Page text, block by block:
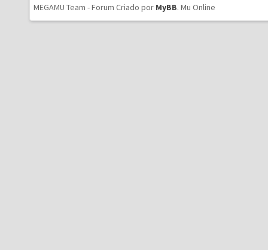
MEGAMU Team - Forum Criado por MyBB. Mu Online